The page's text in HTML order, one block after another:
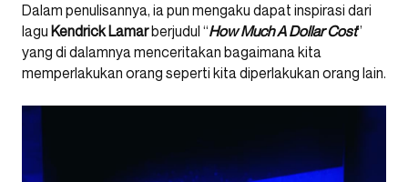
Dalam penulisannya, ia pun mengaku dapat inspirasi dari
lagu Kendrick Lamarberjudul “How Much A Dollar Cost”
yang di dalamnya menceritakan bagaimana kita
memperlakukan orang seperti kita diperlakukan orang lain.